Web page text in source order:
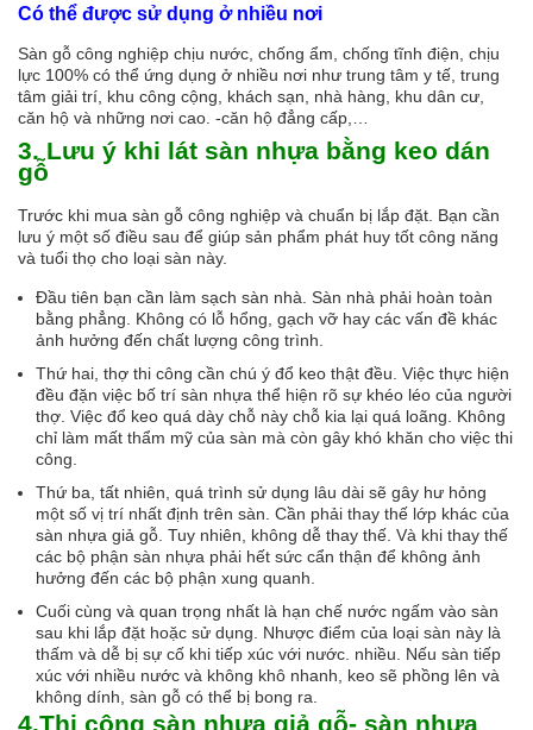
Có thể được sử dụng ở nhiều nơi
Sàn gỗ công nghiệp chịu nước, chống ẩm, chống tĩnh điện, chịu
lực 100% có thể ứng dụng ở nhiều nơi như trung tâm y tế, trung
tâm giải trí, khu công cộng, khách sạn, nhà hàng, khu dân cư,
căn hộ và những nơi cao. -căn hộ đẳng cấp,…
3. Lưu ý khi lát sàn nhựa bằng keo dán
gỗ
Trước khi mua sàn gỗ công nghiệp và chuẩn bị lắp đặt. Bạn cần
lưu ý một số điều sau để giúp sản phẩm phát huy tốt công năng
và tuổi thọ cho loại sàn này.
Đầu tiên bạn cần làm sạch sàn nhà. Sàn nhà phải hoàn toàn
bằng phẳng. Không có lỗ hổng, gạch vỡ hay các vấn đề khác
ảnh hưởng đến chất lượng công trình.
Thứ hai, thợ thi công cần chú ý đổ keo thật đều. Việc thực hiện
đều đặn việc bố trí sàn nhựa thể hiện rõ sự khéo léo của người
thợ. Việc đổ keo quá dày chỗ này chỗ kia lại quá loãng. Không
chỉ làm mất thẩm mỹ của sàn mà còn gây khó khăn cho việc thi
công.
Thứ ba, tất nhiên, quá trình sử dụng lâu dài sẽ gây hư hỏng
một số vị trí nhất định trên sàn. Cần phải thay thế lớp khác của
sàn nhựa giả gỗ. Tuy nhiên, không dễ thay thế. Và khi thay thế
các bộ phận sàn nhựa phải hết sức cẩn thận để không ảnh
hưởng đến các bộ phận xung quanh.
Cuối cùng và quan trọng nhất là hạn chế nước ngấm vào sàn
sau khi lắp đặt hoặc sử dụng. Nhược điểm của loại sàn này là
thấm và dễ bị sự cố khi tiếp xúc với nước. nhiều. Nếu sàn tiếp
xúc với nhiều nước và không khô nhanh, keo sẽ phồng lên và
không dính, sàn gỗ có thể bị bong ra.
4.Thi công sàn nhựa giả gỗ- sàn nhựa